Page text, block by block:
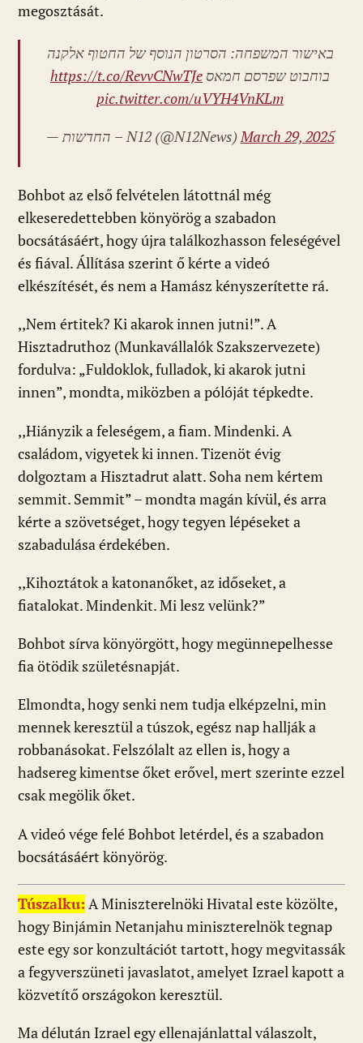
megosztását.
באישור המשפחה: הסרטון הנוסף של החטוף אלקנה
בוחבוט שפרסם חמאס https://t.co/RevvCNwTJe
pic.twitter.com/uVYH4VnKLm
— החדשות – N12 (@N12News)March 29, 2025
Bohbot az első felvételen látottnál még
elkeseredettebben könyörög a szabadon
bocsátásáért, hogy újra találkozhasson feleségével
és fiával. Állítása szerint ő kérte a videó
elkészítését, és nem a Hamász kényszerítette rá.
,,Nem értitek? Ki akarok innen jutni!”. A
Hisztadruthoz (Munkavállalók Szakszervezete)
fordulva: „Fuldoklok, fulladok, ki akarok jutni
innen”, mondta, miközben a pólóját tépkedte.
,,Hiányzik a feleségem, a fiam. Mindenki. A
családom, vigyetek ki innen. Tizenöt évig
dolgoztam a Hisztadrut alatt. Soha nem kértem
semmit. Semmit” – mondta magán kívül, és arra
kérte a szövetséget, hogy tegyen lépéseket a
szabadulása érdekében.
,,Kihoztátok a katonanőket, az időseket, a
fiatalokat. Mindenkit. Mi lesz velünk?”
Bohbot sírva könyörgött, hogy megünnepelhesse
fia ötödik születésnapját.
Elmondta, hogy senki nem tudja elképzelni, min
mennek keresztül a túszok, egész nap hallják a
robbanásokat. Felszólalt az ellen is, hogy a
hadsereg kimentse őket erővel, mert szerinte ezzel
csak megölik őket.
A videó vége felé Bohbot letérdel, és a szabadon
bocsátásáért könyörög.
Túszalku: A Miniszterelnöki Hivatal este közölte,
hogy Binjámin Netanjahu miniszterelnök tegnap
este egy sor konzultációt tartott, hogy megvitassák
a fegyverszüneti javaslatot, amelyet Izrael kapott a
közvetítő országokon keresztül.
Ma délután Izrael egy ellenajánlattal válaszolt,